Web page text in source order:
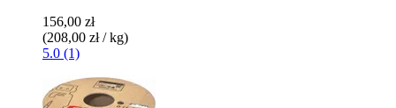
156,00 zł
(208,00 zł / kg)
5.0 (1)